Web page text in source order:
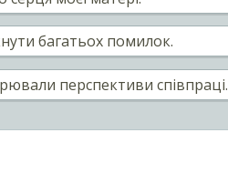
багатьох помилок.
перспективи співпраці.